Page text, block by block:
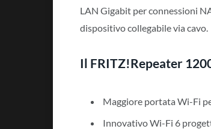
LAN Gigabit per connessioni
dispositivo collegabile via cavo.
Il FRITZ!Repeater
Maggiore portata Wi-Fi
Innovativo Wi-Fi 6